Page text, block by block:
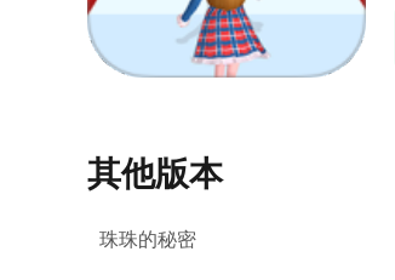
其他版本
珠珠的秘密